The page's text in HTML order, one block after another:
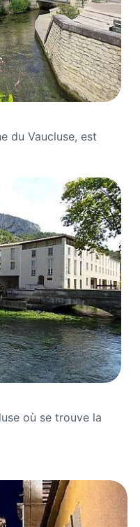
du Vaucluse, est
où se trouve la